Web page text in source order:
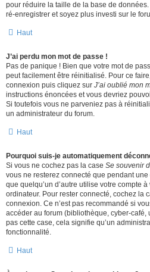
pour réduire la taille de la base de
ré-enregistrer et soyez plus investi sur le
Haut
J’ai perdu mon mot de passe !
Pas de panique ! Bien que votre mot de
peut facilement être réinitialisé. Pour ce
connexion puis cliquez sur J’ai oublié mon
instructions énoncées et vous devriez
Si toutefois vous ne parveniez pas à
un administrateur du forum.
Haut
Pourquoi suis-je automatiquement
Si vous ne cochez pas la case Se souvenir
vous ne resterez connecté que pendant
que quelqu’un d’autre utilise votre compte
ordinateur. Pour rester connecté, cochez la
connexion. Ce n’est pas recommandé si
accéder au forum (bibliothèque, cyber-café,
pas cette case, cela signifie qu’un
fonctionnalité.
Haut